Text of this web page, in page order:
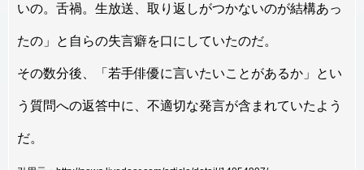
いの。舌禍。生放送、取り返しがつかないのが結構あっ
たの」と自らの失言癖を口にしていたのだ。
その数分後、「若手俳優に言いたいことがあるか」とい
う質問への返答中に、不適切な発言が含まれていたよう
だ。